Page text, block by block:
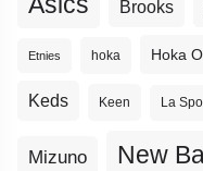
Brooks
Etnies hoka Hoka
Keds Keen La
Mizuno New